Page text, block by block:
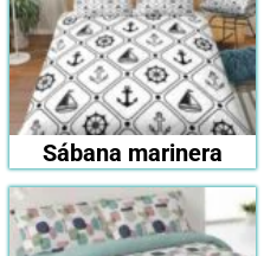
Sábana marinera